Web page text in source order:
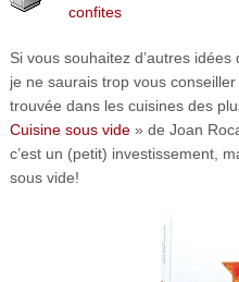
confites
Si vous souhaitez d’autres
je ne saurais trop vous
trouvée dans les cuisines des
Cuisine sous vide» de Joan
c’est un (petit) investissement,
sous vide!